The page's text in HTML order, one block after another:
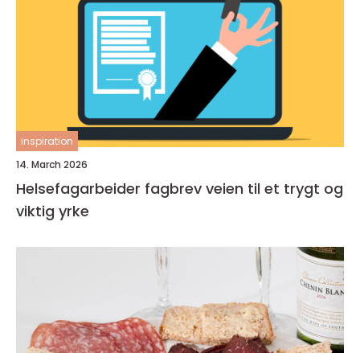
inspiration
14. March 2026
Helsefagarbeider fagbrev veien til et trygt og
viktig yrke